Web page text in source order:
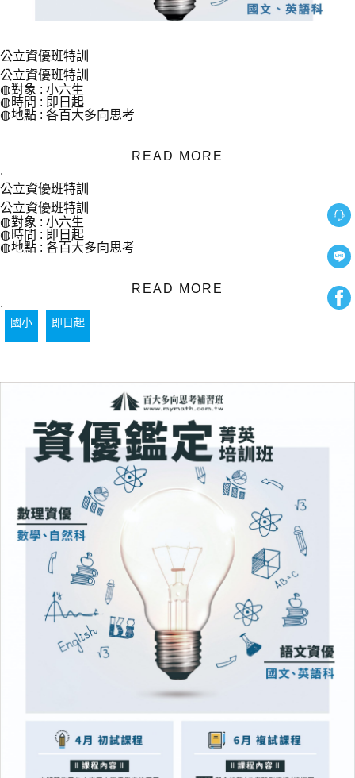
公立資優班特訓
公立資優班特訓
◍對象 : 小六生
◍時間 : 即日起
◍地點 : 各百大多向思考
READ MORE
.
公立資優班特訓
公立資優班特訓
◍對象 : 小六生
◍時間 : 即日起
◍地點 : 各百大多向思考
READ MORE
.
國小 即日起